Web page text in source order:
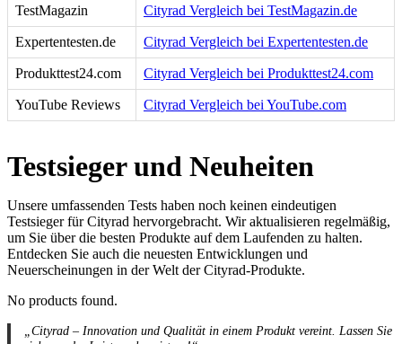
TestMagazin Cityrad Vergleich bei TestMagazin.de
Expertentesten.de Cityrad Vergleich bei Expertentesten.de
Produkttest24.com Cityrad Vergleich bei Produkttest24.com
YouTube Reviews Cityrad Vergleich bei YouTube.com
Testsieger und Neuheiten
Unsere umfassenden Tests haben noch keinen eindeutigen
Testsieger für Cityrad hervorgebracht. Wir aktualisieren regelmäßig,
um Sie über die besten Produkte auf dem Laufenden zu halten.
Entdecken Sie auch die neuesten Entwicklungen und
Neuerscheinungen in der Welt der Cityrad-Produkte.
No products found.
„Cityrad – Innovation und Qualität in einem Produkt vereint. Lassen Sie